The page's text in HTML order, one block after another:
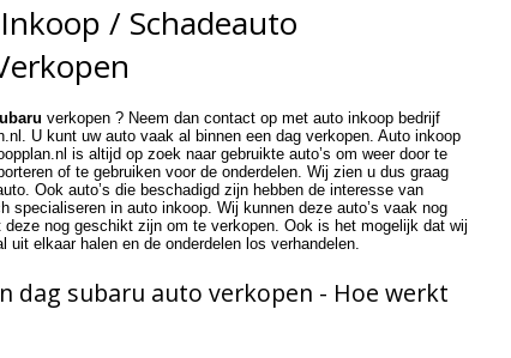
/ Schadeauto
verkopen ? Neem dan contact op met auto inkoop bedrijf
U kunt uw auto vaak al binnen een dag verkopen. Auto inkoop
is altijd op zoek naar gebruikte auto’s om weer door te
of te gebruiken voor de onderdelen. Wij zien u dus graag
Ook auto’s die beschadigd zijn hebben de interesse van
specialiseren in auto inkoop. Wij kunnen deze auto’s vaak nog
deze nog geschikt zijn om te verkopen. Ook is het mogelijk dat wij
uit elkaar halen en de onderdelen los verhandelen.
dag subaru auto verkopen - Hoe werkt